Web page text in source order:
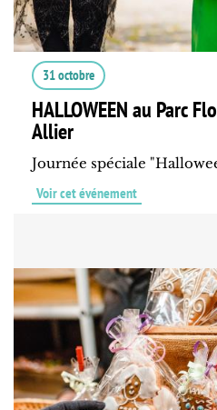
31 octobre
HALLOWEEN au Parc
Allier
Journée spéciale
Voir cet événement